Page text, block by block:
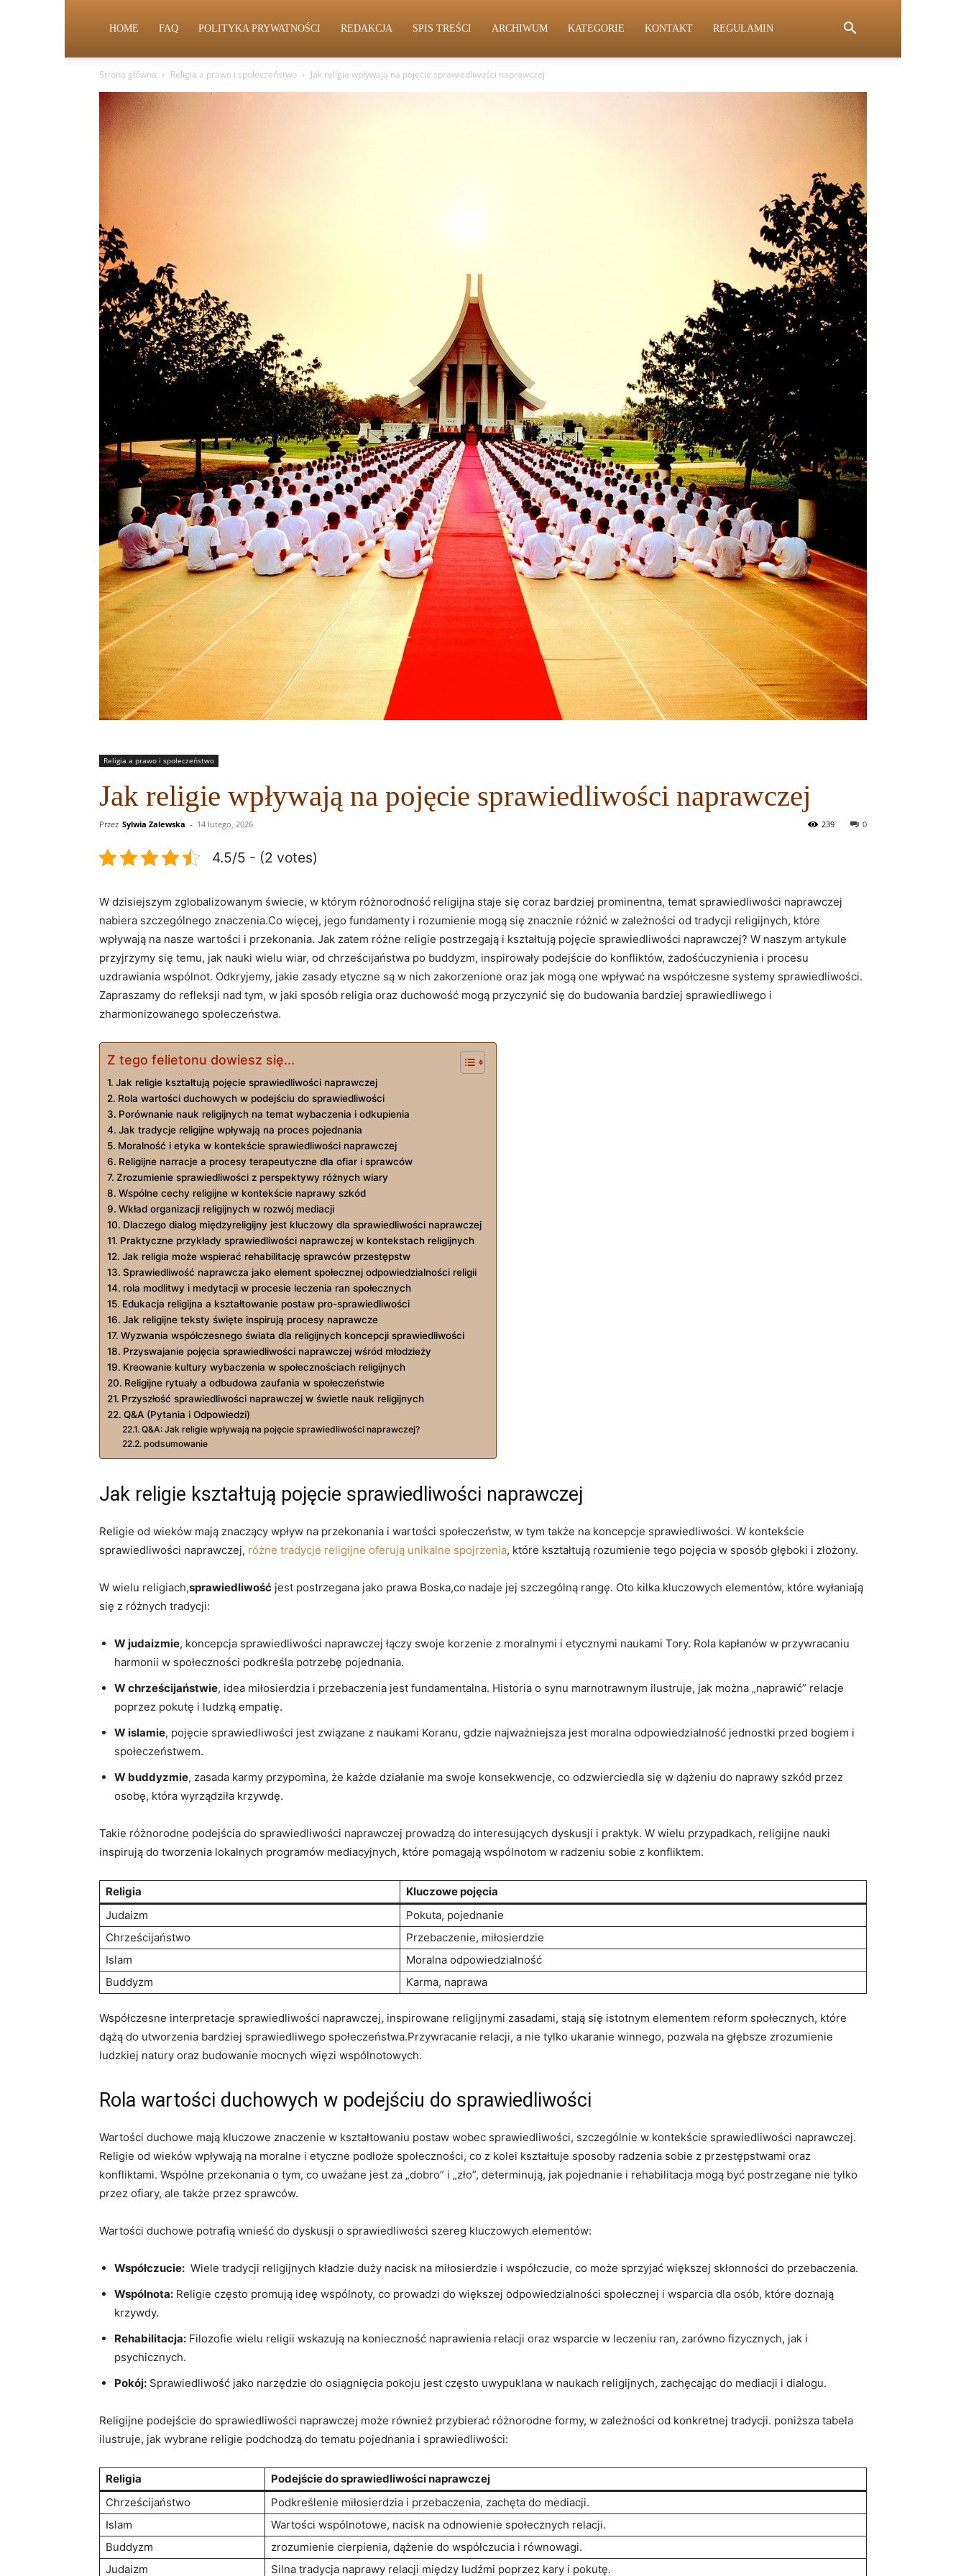
HOME FAQ POLITYKA PRYWATNOŚCI REDAKCJA SPIS TREŚCI ARCHIWUM KATEGORIE KONTAKT REGULAMIN
Strona główna Religia a prawo i społeczeństwo Jak religie wpływają na pojęcie sprawiedliwości naprawczej
Religia a prawo i społeczeństwo
Jak religie wpływają na pojęcie sprawiedliwości naprawczej
Przez Sylwia Zalewska - 14 lutego, 2026 0
239
4.5/5 - (2 votes)
W dzisiejszym zglobalizowanym‍ świecie, w ​którym różnorodność ​religijna staje⁤ się coraz bardziej ⁢prominentna, temat sprawiedliwości naprawczej
nabiera ​szczególnego znaczenia.Co więcej, jego fundamenty i rozumienie mogą się znacznie różnić w zależności⁣ od tradycji religijnych, które
wpływają na nasze wartości i przekonania. Jak zatem różne religie ​postrzegają ⁢i kształtują‌ pojęcie sprawiedliwości naprawczej? W naszym artykule
⁤przyjrzymy się temu,⁤ jak⁢ nauki wielu ⁢wiar, od chrześcijaństwa‌ po buddyzm, inspirowały⁢ podejście do konfliktów,‌ zadośćuczynienia i procesu
uzdrawiania wspólnot. ‍Odkryjemy, jakie zasady‍ etyczne są w nich zakorzenione oraz jak mogą one wpływać na współczesne⁤ systemy sprawiedliwości.
Zapraszamy‌ do refleksji nad tym,⁣ w jaki sposób religia ‍oraz duchowość mogą przyczynić się do budowania bardziej ​sprawiedliwego i
zharmonizowanego społeczeństwa.
Z tego felietonu dowiesz się...
Jak religie ‌kształtują pojęcie⁢ sprawiedliwości naprawczej
Rola wartości duchowych w podejściu do sprawiedliwości
Porównanie ‌nauk religijnych na temat wybaczenia ​i ‍odkupienia
Jak tradycje religijne wpływają na proces ⁤pojednania
Moralność i etyka w kontekście sprawiedliwości naprawczej
Religijne narracje a procesy terapeutyczne dla ofiar i sprawców
Zrozumienie sprawiedliwości z perspektywy różnych wiary
Wspólne cechy religijne w kontekście naprawy szkód
Wkład organizacji religijnych w rozwój ⁣mediacji
Dlaczego dialog międzyreligijny jest kluczowy dla sprawiedliwości⁤ naprawczej
Praktyczne przykłady sprawiedliwości naprawczej w kontekstach religijnych
Jak religia ‍może⁤ wspierać rehabilitację sprawców przestępstw
Sprawiedliwość ⁣naprawcza jako element społecznej odpowiedzialności religii
rola modlitwy i ⁤medytacji w procesie leczenia ran społecznych
Edukacja religijna a ⁢kształtowanie postaw pro-sprawiedliwości
Jak religijne teksty święte inspirują procesy⁢ naprawcze
Wyzwania współczesnego świata dla religijnych koncepcji sprawiedliwości
Przyswajanie pojęcia sprawiedliwości naprawczej wśród młodzieży
Kreowanie⁤ kultury wybaczenia w społecznościach religijnych
Religijne rytuały‍ a odbudowa zaufania ‌w ​społeczeństwie
Przyszłość sprawiedliwości naprawczej w⁤ świetle nauk religijnych
Q&A (Pytania ⁣i Odpowiedzi)
Q&A: Jak religie wpływają na pojęcie sprawiedliwości naprawczej?
podsumowanie
Jak religie ‌kształtują pojęcie⁢ sprawiedliwości naprawczej
Religie ⁤od‍ wieków mają znaczący wpływ ​na przekonania i ‍wartości społeczeństw, w tym‍ także na koncepcje sprawiedliwości. W kontekście
sprawiedliwości naprawczej, różne tradycje religijne oferują unikalne spojrzenia, które kształtują‌ rozumienie tego pojęcia w sposób głęboki i złożony.
W⁣ wielu religiach,sprawiedliwość jest postrzegana jako prawa Boska,co nadaje jej ​szczególną rangę. Oto kilka kluczowych elementów, które wyłaniają
się z różnych tradycji:
W judaizmie, koncepcja sprawiedliwości ⁤naprawczej łączy swoje korzenie z moralnymi⁣ i etycznymi naukami​ Tory. Rola‍ kapłanów w przywracaniu
harmonii w‍ społeczności ‌podkreśla potrzebę pojednania.
W chrześcijaństwie, idea miłosierdzia i przebaczenia jest fundamentalna. Historia o synu marnotrawnym ilustruje, jak można „naprawić” relacje
poprzez pokutę i ludzką empatię.
W islamie, pojęcie sprawiedliwości jest związane z naukami ‌Koranu, gdzie najważniejsza jest moralna odpowiedzialność jednostki przed bogiem i
społeczeństwem.
W ​buddyzmie, zasada karmy przypomina, że ⁤każde działanie ma swoje konsekwencje,⁢ co odzwierciedla się w dążeniu do naprawy szkód ‍przez
osobę, która wyrządziła krzywdę.
Takie różnorodne podejścia‍ do sprawiedliwości naprawczej prowadzą do interesujących dyskusji i ⁣praktyk. W wielu przypadkach, religijne nauki
‍inspirują do tworzenia lokalnych programów mediacyjnych, które pomagają wspólnotom w radzeniu sobie z konfliktem.
Religia
Kluczowe pojęcia
Judaizm
Pokuta, ⁣pojednanie
Chrześcijaństwo
Przebaczenie, miłosierdzie
Islam
Moralna odpowiedzialność
Buddyzm
Karma, naprawa
Współczesne interpretacje sprawiedliwości naprawczej, inspirowane religijnymi‌ zasadami, stają się istotnym elementem‍ reform społecznych, które
dążą do utworzenia bardziej sprawiedliwego ​społeczeństwa.Przywracanie relacji, a nie tylko ukaranie winnego, pozwala na⁢ głębsze ⁢zrozumienie
ludzkiej natury oraz ‌budowanie mocnych więzi wspólnotowych.
Rola wartości duchowych w podejściu do sprawiedliwości
Wartości duchowe mają kluczowe znaczenie w kształtowaniu postaw wobec sprawiedliwości, szczególnie w kontekście sprawiedliwości naprawczej.
Religie od wieków wpływają na moralne i etyczne podłoże społeczności, co z kolei kształtuje sposoby radzenia​ sobie⁤ z przestępstwami oraz‌
konfliktami. Wspólne przekonania‍ o tym, co uważane jest za „dobro” i „zło”, determinują, jak pojednanie i rehabilitacja mogą być postrzegane nie tylko
przez ofiary, ale także‍ przez sprawców.
Wartości‍ duchowe potrafią wnieść do dyskusji o sprawiedliwości szereg kluczowych elementów:
Współczucie: ‍ Wiele tradycji religijnych kładzie duży nacisk na ‌miłosierdzie i współczucie, co może‌ sprzyjać większej skłonności do przebaczenia.
Wspólnota: Religie często promują ideę wspólnoty, co prowadzi do większej odpowiedzialności społecznej i wsparcia dla osób, które ⁢doznają⁣
krzywdy.
Rehabilitacja: Filozofie wielu religii ‌wskazują na ⁣konieczność naprawienia relacji oraz wsparcie w ⁢leczeniu​ ran, zarówno ⁣fizycznych, jak‌ i
psychicznych.
Pokój: Sprawiedliwość jako narzędzie do osiągnięcia pokoju jest często uwypuklana w naukach religijnych, ‌zachęcając do mediacji i ‌dialogu.
Religijne podejście do sprawiedliwości naprawczej może również przybierać różnorodne ⁤formy, w zależności od konkretnej tradycji. poniższa tabela
ilustruje, ⁢jak wybrane religie podchodzą do tematu pojednania i sprawiedliwości:
Religia
Podejście do sprawiedliwości naprawczej
Chrześcijaństwo
Podkreślenie miłosierdzia i przebaczenia, zachęta do mediacji.
Islam
Wartości wspólnotowe, nacisk na odnowienie społecznych relacji.
Buddyzm
zrozumienie cierpienia, dążenie do współczucia i równowagi.
Judaizm
Silna ⁢tradycja naprawy relacji⁤ między ludźmi‌ poprzez kary i pokutę.